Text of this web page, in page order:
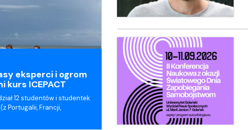
eksperci i ogrom
ICEPACT
12 studentów i studentek
Portugalii, Francji,